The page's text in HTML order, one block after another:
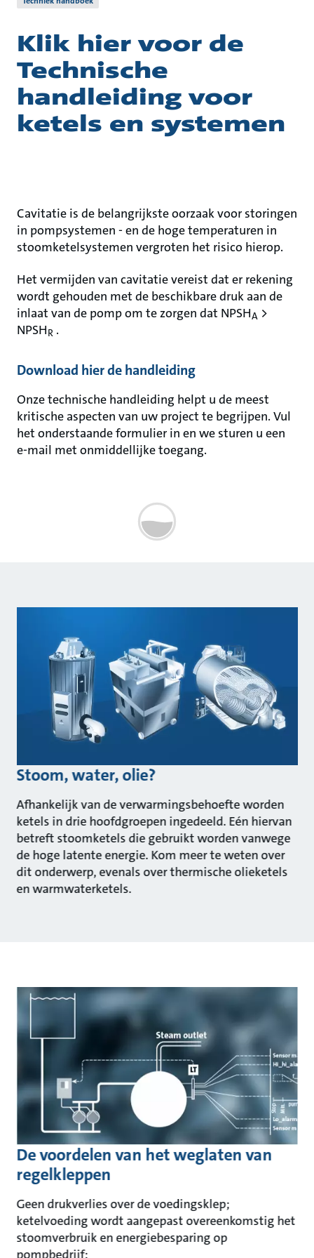
Klik hier voor de
Technische
handleiding voor
ketels en systemen
Cavitatie is de belangrijkste oorzaak voor storingen
in pompsystemen - en de hoge temperaturen in
stoomketelsystemen vergroten het risico hierop.
Het vermijden van cavitatie vereist dat er rekening
wordt gehouden met de beschikbare druk aan de
inlaat van de pomp om te zorgen dat NPSHA >
NPSHR .
Download hier de handleiding
Onze technische handleiding helpt u de meest
kritische aspecten van uw project te begrijpen. Vul
het onderstaande formulier in en we sturen u een
e-mail met onmiddellijke toegang.
Stoom, water, olie?
Afhankelijk van de verwarmingsbehoefte worden
ketels in drie hoofdgroepen ingedeeld. Eén hiervan
betreft stoomketels die gebruikt worden vanwege
de hoge latente energie. Kom meer te weten over
dit onderwerp, evenals over thermische olieketels
en warmwaterketels.
De voordelen van het weglaten van
regelkleppen
Geen drukverlies over de voedingsklep;
ketelvoeding wordt aangepast overeenkomstig het
stoomverbruik en energiebesparing op
pompbedrijf: